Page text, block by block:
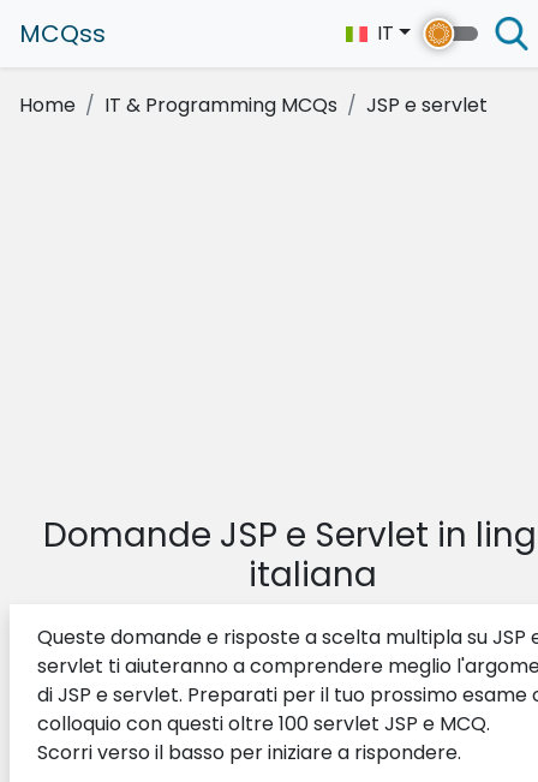
MCQss IT
Home IT & Programming MCQs JSP e servlet
Domande JSP e Servlet in
italiana
Queste domande e risposte a scelta multipla su JSP
servlet ti aiuteranno a comprendere meglio
di JSP e servlet. Preparati per il tuo prossimo esame
colloquio con questi oltre 100 servlet JSP e MCQ.
Scorri verso il basso per iniziare a rispondere.